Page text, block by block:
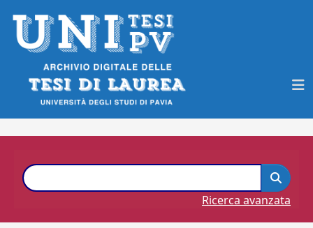
Ricerca avanzata